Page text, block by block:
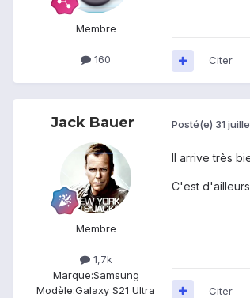
Membre
160 Citer
Jack Bauer
Membre
1,7k
Marque:Samsung
Modèle:Galaxy S21 Ultra
Posté(e) 31
Il arrive très
C'est
Citer